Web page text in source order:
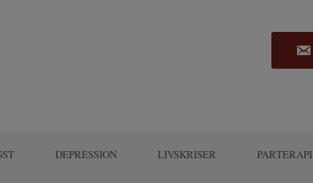
DEPRESSION LIVSKRISER PARTERAPI